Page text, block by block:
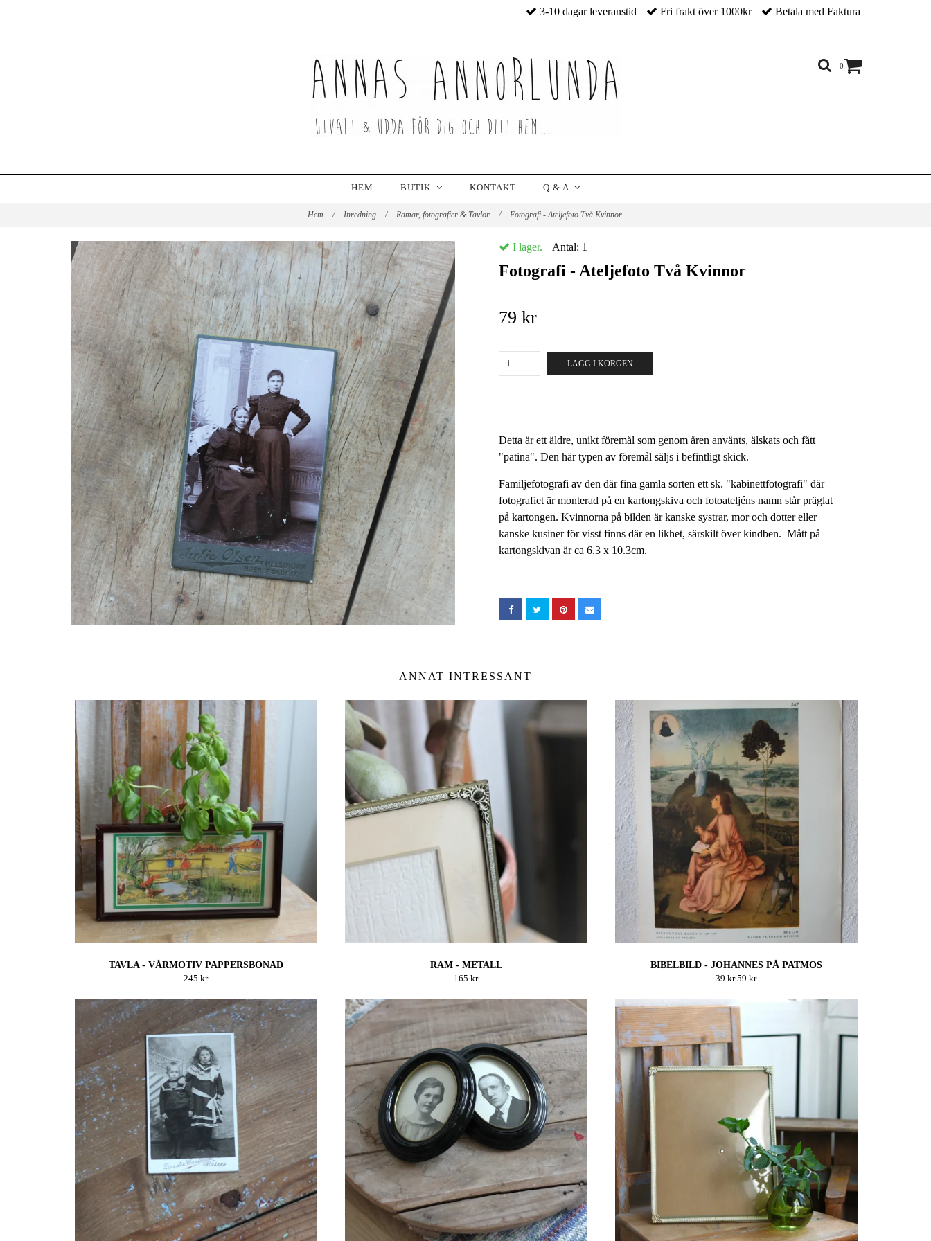
3-10 dagar leveranstid Fri frakt över 1000kr Betala med Faktura
0
HEM BUTIK KONTAKT Q & A
Hem / Inredning / Ramar, fotografier & Tavlor / Fotografi - Ateljefoto Två Kvinnor
I lager. Antal: 1
Fotografi - Ateljefoto Två Kvinnor
79 kr
LÄGG I KORGEN
Detta är ett äldre, unikt föremål som genom åren använts, älskats och fått
"patina". Den här typen av föremål säljs i befintligt skick.
Familjefotografi av den där fina gamla sorten ett sk. "kabinettfotografi" där
fotografiet är monterad på en kartongskiva och fotoateljéns namn står präglat
på kartongen. Kvinnorna på bilden är kanske systrar, mor och dotter eller
kanske kusiner för visst finns där en likhet, särskilt över kindben. Mått på
kartongskivan är ca 6.3 x 10.3cm.
ANNAT INTRESSANT
TAVLA - VÅRMOTIV PAPPERSBONAD
245 kr
RAM - METALL
165 kr
BIBELBILD - JOHANNES PÅ PATMOS
39 kr59 kr